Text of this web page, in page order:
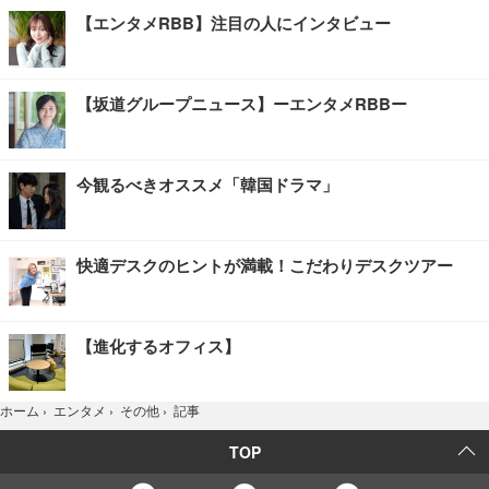
【エンタメRBB】注目の人にインタビュー
【坂道グループニュース】ーエンタメRBBー
今観るべきオススメ「韓国ドラマ」
快適デスクのヒントが満載！こだわりデスクツアー
【進化するオフィス】
ホーム › エンタメ › その他 › 記事
TOP